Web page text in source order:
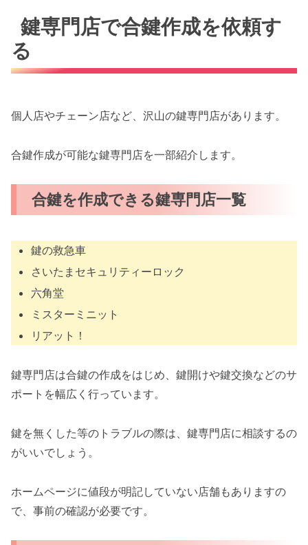
鍵専門店で合鍵作成を依頼す
る
個人店やチェーン店など、沢山の鍵専門店があります。
合鍵作成が可能な鍵専門店を一部紹介します。
合鍵を作成できる鍵専門店一覧
鍵の救急車
さいたまセキュリティーロック
六角堂
ミスターミニット
リアット！
鍵専門店は合鍵の作成をはじめ、鍵開けや鍵交換などのサ
ポートを幅広く行っています。
鍵を無くした等のトラブルの際は、鍵専門店に相談するの
がいいでしょう。
ホームページに値段が明記していない店舗もありますの
で、事前の確認が必要です。